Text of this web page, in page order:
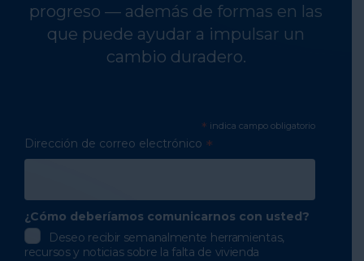
progreso — además de formas en las
que puede ayudar a impulsar un
cambio duradero.
* indica campo obligatorio
Dirección de correo electrónico *
¿Cómo deberíamos comunicarnos con usted?
Deseo recibir semanalmente herramientas,
recursos y noticias sobre la falta de vivienda